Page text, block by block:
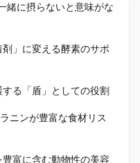
緒に摂らないと意味がな
」に変える酵素のサポ
る「盾」としての役割
ニンが豊富な食材リス
富に含む動物性の美容